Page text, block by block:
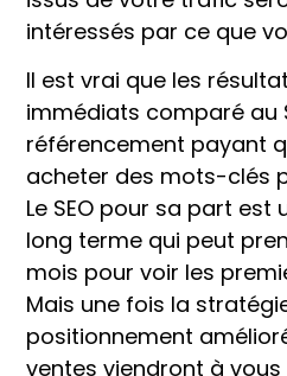
intéressés par ce que
Il est vrai que les
immédiats comparé au
référencement payant
acheter des mots-clés
Le SEO pour sa part est
long terme qui peut
mois pour voir les
Mais une fois la
positionnement
ventes viendront à